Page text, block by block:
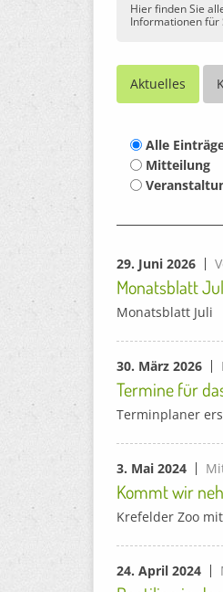
Hier finden Sie
Informationen für
Aktuelles
Alle
Mitteilung
29. Juni 2026
Monatsblatt
Monatsblatt Juli
30. März 2026
Termine für
Terminplaner
3. Mai 2024
Kommt wir
Krefelder Zoo
24. April 2024